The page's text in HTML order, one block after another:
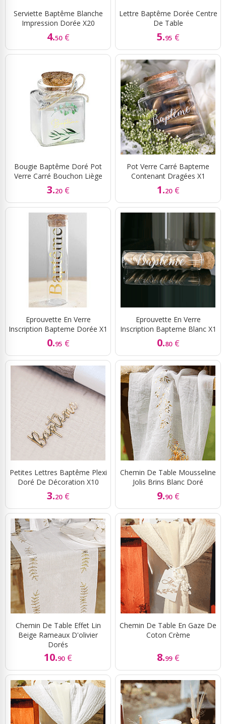
Serviette Baptême Blanche
Impression Dorée X20
4.50 €
Lettre Baptême Dorée Centre
De Table
5.95 €
Bougie Baptême Doré Pot
Verre Carré Bouchon Liège
3.20 €
Pot Verre Carré Bapteme
Contenant Dragées X1
1.20 €
Eprouvette En Verre
Inscription Bapteme Dorée X1
0.95 €
Eprouvette En Verre
Inscription Bapteme Blanc X1
0.80 €
Petites Lettres Baptême Plexi
Doré De Décoration X10
3.20 €
Chemin De Table Mousseline
Jolis Brins Blanc Doré
9.90 €
Chemin De Table Effet Lin
Beige Rameaux D'olivier
Dorés
10.90 €
Chemin De Table En Gaze De
Coton Crème
8.99 €